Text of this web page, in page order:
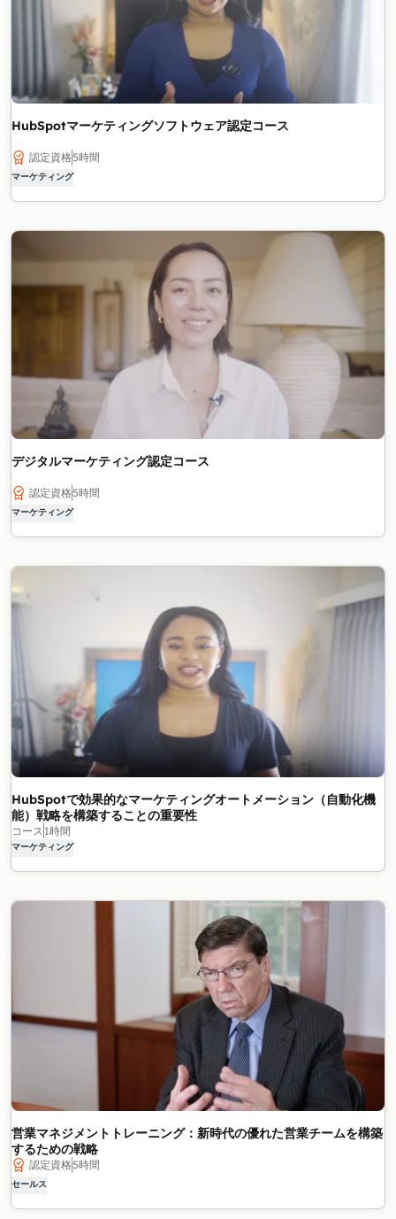
HubSpotマーケティングソフトウェア認定コース
認定資格5時間
マーケティング
デジタルマーケティング認定コース
認定資格5時間
マーケティング
HubSpotで効果的なマーケティングオートメーション（自動化機
能）戦略を構築することの重要性
コース 1時間
マーケティング
営業マネジメントトレーニング：新時代の優れた営業チームを構築
するための戦略
認定資格5時間
セールス